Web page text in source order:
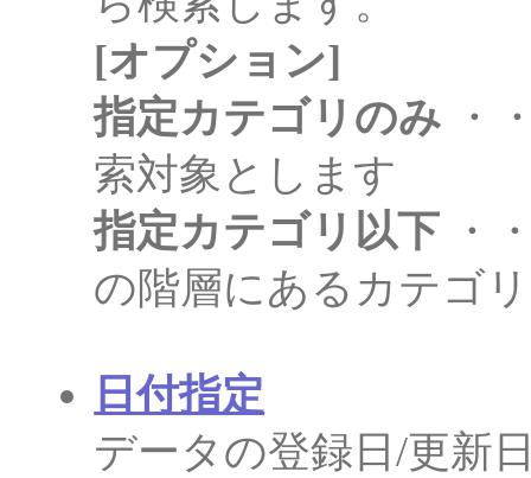
[オプション]
指定カテゴリのみ ・
索対象とします
指定カテゴリ以下 ・
の階層にあるカテゴ
日付指定
データの登録日/更新